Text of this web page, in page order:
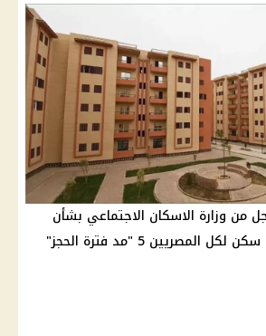
من وزارة الاسكان الاجتماعي بشأن
5 "مد فترة الحجز"